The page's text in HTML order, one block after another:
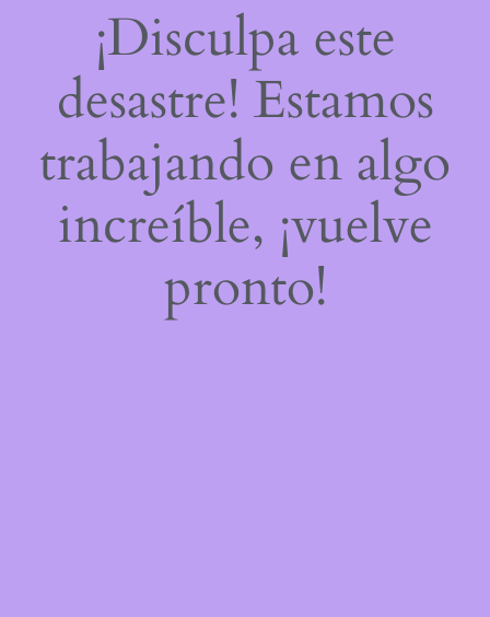
¡Disculpa este
desastre! Estamos
trabajando en algo
increíble, ¡vuelve
pronto!